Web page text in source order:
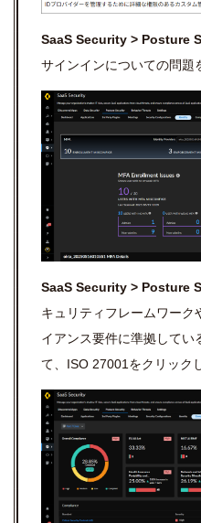
SaaS Security > Posture
サインインについての問題
SaaS Security > Posture
キュリティフレームワーク
イアンス要件に準拠してい
て、ISO 27001をクリック